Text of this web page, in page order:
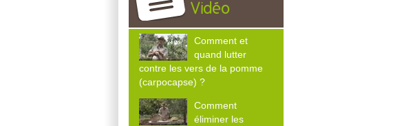
Vidéo
Comment et
quand lutter
contre les vers de la pomme
(carpocapse) ?
Comment
éliminer les